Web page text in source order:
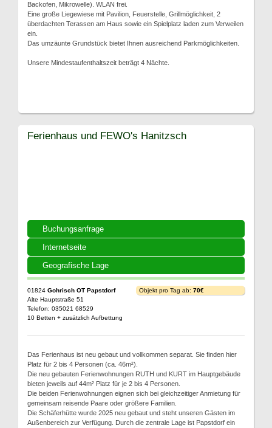
Backofen, Mikrowelle). WLAN frei.
Eine große Liegewiese mit Pavilion, Feuerstelle, Grillmöglichkeit, 2
überdachten Terassen am Haus sowie ein Spielplatz laden zum Verweilen
ein.
Das umzäunte Grundstück bietet Ihnen ausreichend Parkmöglichkeiten.
Unsere Mindestaufenthaltszeit beträgt 4 Nächte.
Buchungsanfrage
Internetseite
Geografische Lage
Ferienhaus und FEWO's Hanitzsch
01824 Gohrisch OT Papstdorf
Alte Hauptstraße 51
Telefon: 035021 68529
10 Betten + zusätzlich Aufbettung
Objekt pro Tag ab: 70€
Das Ferienhaus ist neu gebaut und vollkommen separat. Sie finden hier
Platz für 2 bis 4 Personen (ca. 46m²).
Die neu gebauten Ferienwohnungen RUTH und KURT im Hauptgebäude
bieten jeweils auf 44m² Platz für je 2 bis 4 Personen.
Die beiden Ferienwohnungen eignen sich bei gleichzeitiger Anmietung für
gemeinsam reisende Paare oder größere Familien.
Die Schäferhütte wurde 2025 neu gebaut und steht unseren Gästen im
Außenbereich zur Verfügung. Durch die zentrale Lage ist Papstdorf ein